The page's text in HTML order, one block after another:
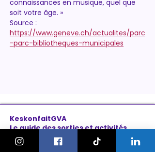
connaissances en musique, quel que
soit votre âge. »
Source :
https://www.geneve.ch/actualites/parc
-parc-bibliotheques-municipales
KeskonfaitGVA
Le guide des sorties et activités
pour les familles à Genève.